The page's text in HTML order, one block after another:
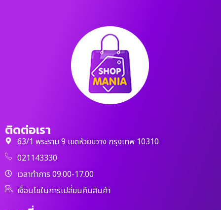
ติดต่อเรา
63/1 พระราม 9 เขตห้วยขวาง กรุงเทพ 10310
021143330
เวลาทำการ 09.00-17.00
เงื่อนไขในการเปลี่ยนคืนสินค้า